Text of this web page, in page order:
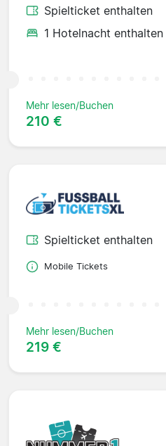
Spielticket enthalten
1 Hotelnacht enthalten
Mehr lesen/Buchen
210 €
Spielticket enthalten
Mobile Tickets
Mehr lesen/Buchen
219 €